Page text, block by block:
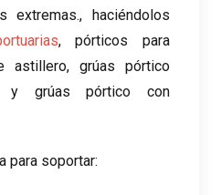
extremas., haciéndolos
, pórticos para
astillero, grúas pórtico
y grúas pórtico con
para soportar: